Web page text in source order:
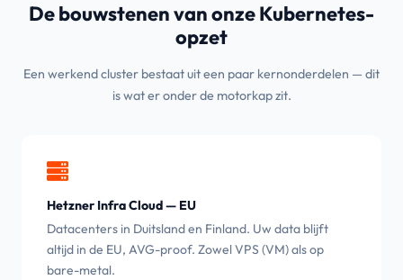
De bouwstenen van onze Kubernetes-
opzet
Een werkend cluster bestaat uit een paar kernonderdelen — dit
is wat er onder de motorkap zit.
Hetzner Infra Cloud — EU
Datacenters in Duitsland en Finland. Uw data blijft
altijd in de EU, AVG-proof. Zowel VPS (VM) als op
bare-metal.